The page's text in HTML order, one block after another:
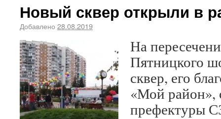
Новый сквер открыли в
Добавлено 28.08.2019
На
Пятницкого
сквер, его
«Мой район»,
префектуры